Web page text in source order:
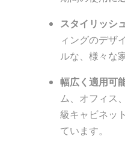
スタイリッシ
ィングのデザ
ルな、様々な
幅広く適用可
ム、オフィス
級キャビネッ
ています。